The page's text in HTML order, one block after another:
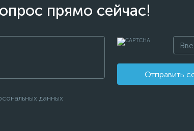
прямо сейчас!
Отправить
данных